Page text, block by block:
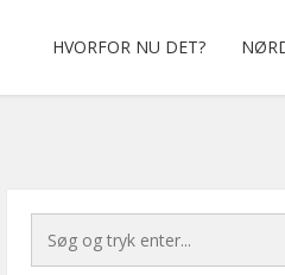
HVORFOR NU DET?